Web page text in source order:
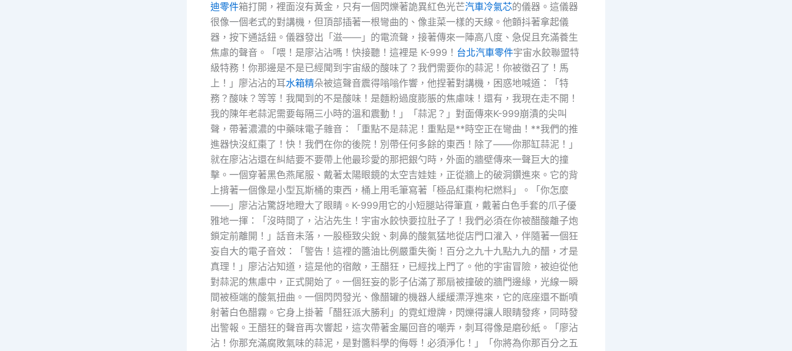
迪零件箱打開，裡面沒有黃金，只有一個閃爍著詭異紅色光芒汽車冷氣芯的儀器。這儀器
很像一個老式的對講機，但頂部插著一根彎曲的、像韭菜一樣的天線。他顫抖著拿起儀
器，按下通話鈕。儀器發出「滋——」的電流聲，接著傳來一陣高八度、急促且充滿養生
焦慮的聲音。「喂！是廖沾沾嗎！快接聽！這裡是 K-999！ 台北汽車零件宇宙水餃聯盟特
級特務！你那邊是不是已經聞到宇宙級的酸味了？我們需要你的蒜泥！你被徵召了！馬
上！」廖沾沾的耳水箱精朵被這聲音震得嗡嗡作響，他捏著對講機，困惑地喊道：「特
務？酸味？等等！我聞到的不是酸味！是麵粉過度膨脹的焦慮味！還有，我現在走不開！
我的陳年老蒜泥需要每隔三小時的溫和震動！」「蒜泥？」對面傳來K-999崩潰的尖叫
聲，帶著濃濃的中藥味電子雜音：「重點不是蒜泥！重點是**時空正在彎曲！**我們的推
進器快沒紅棗了！快！我們在你的後院！別帶任何多餘的東西！除了——你那缸蒜泥！」
就在廖沾沾還在糾結要不要帶上他最珍愛的那把銀勺時，外面的牆壁傳來一聲巨大的撞
擊。一個穿著黑色燕尾服、戴著太陽眼鏡的太空吉娃娃，正從牆上的破洞鑽進來。它的背
上揹著一個像是小型瓦斯桶的東西，桶上用毛筆寫著「極品紅棗枸杞燃料」。「你怎麼
——」廖沾沾驚訝地瞪大了眼睛。K-999用它的小短腿站得筆直，戴著白色手套的爪子優
雅地一揮：「沒時間了，沾沾先生！宇宙水餃快要拉肚子了！我們必須在你被醋酸離子炮
鎖定前離開！」話音未落，一股極致尖銳、刺鼻的酸氣猛地從店門口灌入，伴隨著一個狂
妄自大的電子音效：「警告！這裡的醬油比例嚴重失衡！百分之九十九點九九的醋，才是
真理！」廖沾沾知道，這是他的宿敵，王醋狂，已經找上門了。他的宇宙冒險，被迫從他
對蒜泥的焦慮中，正式開始了。一個狂妄的影子佔滿了那扇被撞破的牆門邊緣，光線一瞬
間被極端的酸氣扭曲。一個閃閃發光、像醋罐的機器人緩緩漂浮進來，它的底座還不斷噴
射著白色醋霧。它身上掛著「醋狂派大勝利」的霓虹燈牌，閃爍得讓人眼睛發疼，同時發
出警報。王醋狂的聲音再次響起，這次帶著金屬回音的嘲弄，刺耳得像是磨砂紙。「廖沾
沾！你那充滿腐敗氣味的蒜泥，是對醬料學的侮辱！必須淨化！」「你將為你那百分之五